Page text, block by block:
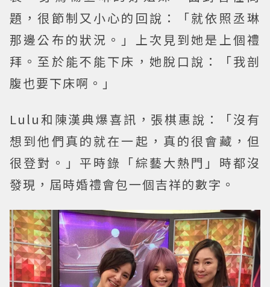
題，很節制又小心的回說：「就依照丞琳
那邊公布的狀況。」上次見到她是上個禮
拜。至於能不能下床，她脫口說：「我剖
腹也要下床啊。」
Lulu和陳漢典爆喜訊，張棋惠說：「沒有
想到他們真的就在一起，真的很會藏，但
很登對。」平時錄「綜藝大熱門」時都沒
發現，屆時婚禮會包一個吉祥的數字。